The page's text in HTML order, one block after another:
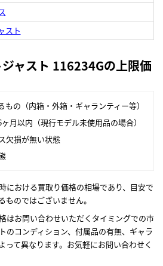
スト
ャスト 116234Gの上限価
の（内箱・外箱・ギャランティー等）
月以内（現行モデル未使用品の場合）
欠損が無い状態
における買取り価格の相場であり、目安で
ものではございません。
はお問い合わせいただくタイミングでの市
のコンディション、付属品の有無、ギャラ
って異なります。お気軽にお問い合わせく